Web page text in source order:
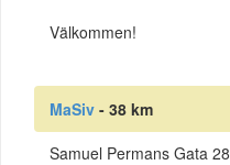
Välkommen!
MaSiv - 38 km
Samuel Permans Gata 28